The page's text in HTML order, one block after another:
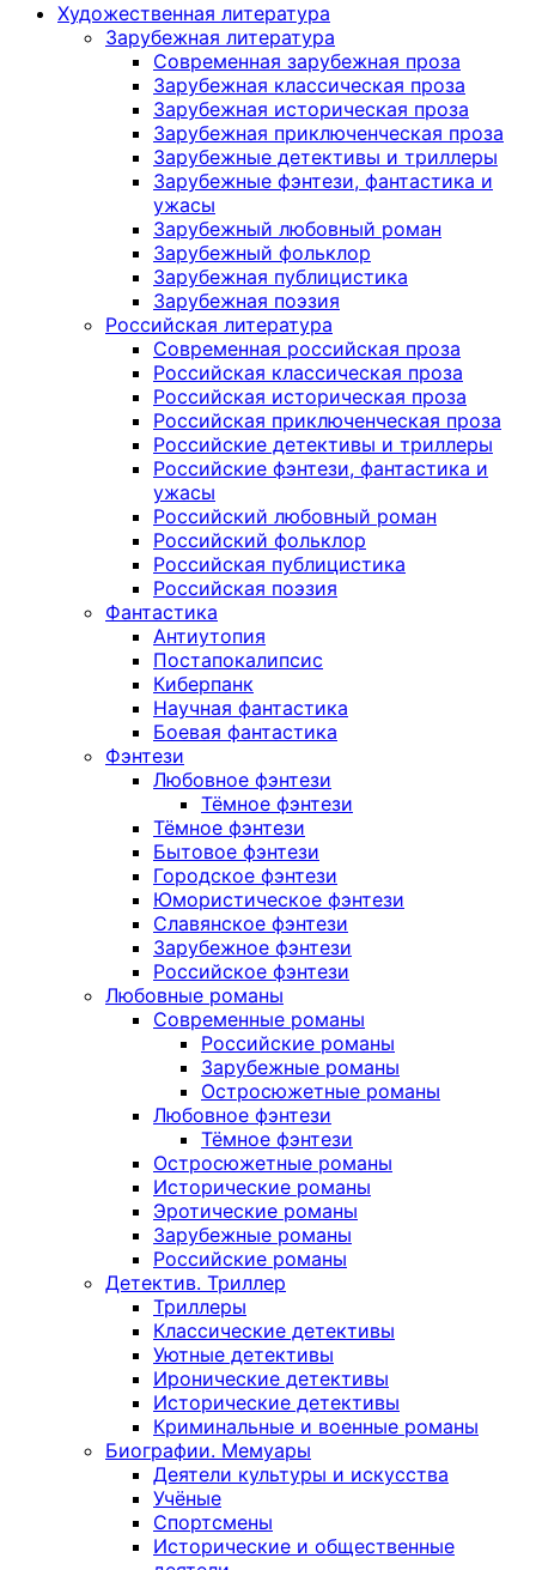
Художественная литература
Зарубежная литература
Современная зарубежная проза
Зарубежная классическая проза
Зарубежная историческая проза
Зарубежная приключенческая проза
Зарубежные детективы и триллеры
Зарубежные фэнтези, фантастика и
ужасы
Зарубежный любовный роман
Зарубежный фольклор
Зарубежная публицистика
Зарубежная поэзия
Российская литература
Современная российская проза
Российская классическая проза
Российская историческая проза
Российская приключенческая проза
Российские детективы и триллеры
Российские фэнтези, фантастика и
ужасы
Российский любовный роман
Российский фольклор
Российская публицистика
Российская поэзия
Фантастика
Антиутопия
Постапокалипсис
Киберпанк
Научная фантастика
Боевая фантастика
Фэнтези
Любовное фэнтези
Тёмное фэнтези
Тёмное фэнтези
Бытовое фэнтези
Городское фэнтези
Юмористическое фэнтези
Славянское фэнтези
Зарубежное фэнтези
Российское фэнтези
Любовные романы
Современные романы
Российские романы
Зарубежные романы
Остросюжетные романы
Любовное фэнтези
Тёмное фэнтези
Остросюжетные романы
Исторические романы
Эротические романы
Зарубежные романы
Российские романы
Детектив. Триллер
Триллеры
Классические детективы
Уютные детективы
Иронические детективы
Исторические детективы
Криминальные и военные романы
Биографии. Мемуары
Деятели культуры и искусства
Учёные
Спортсмены
Исторические и общественные